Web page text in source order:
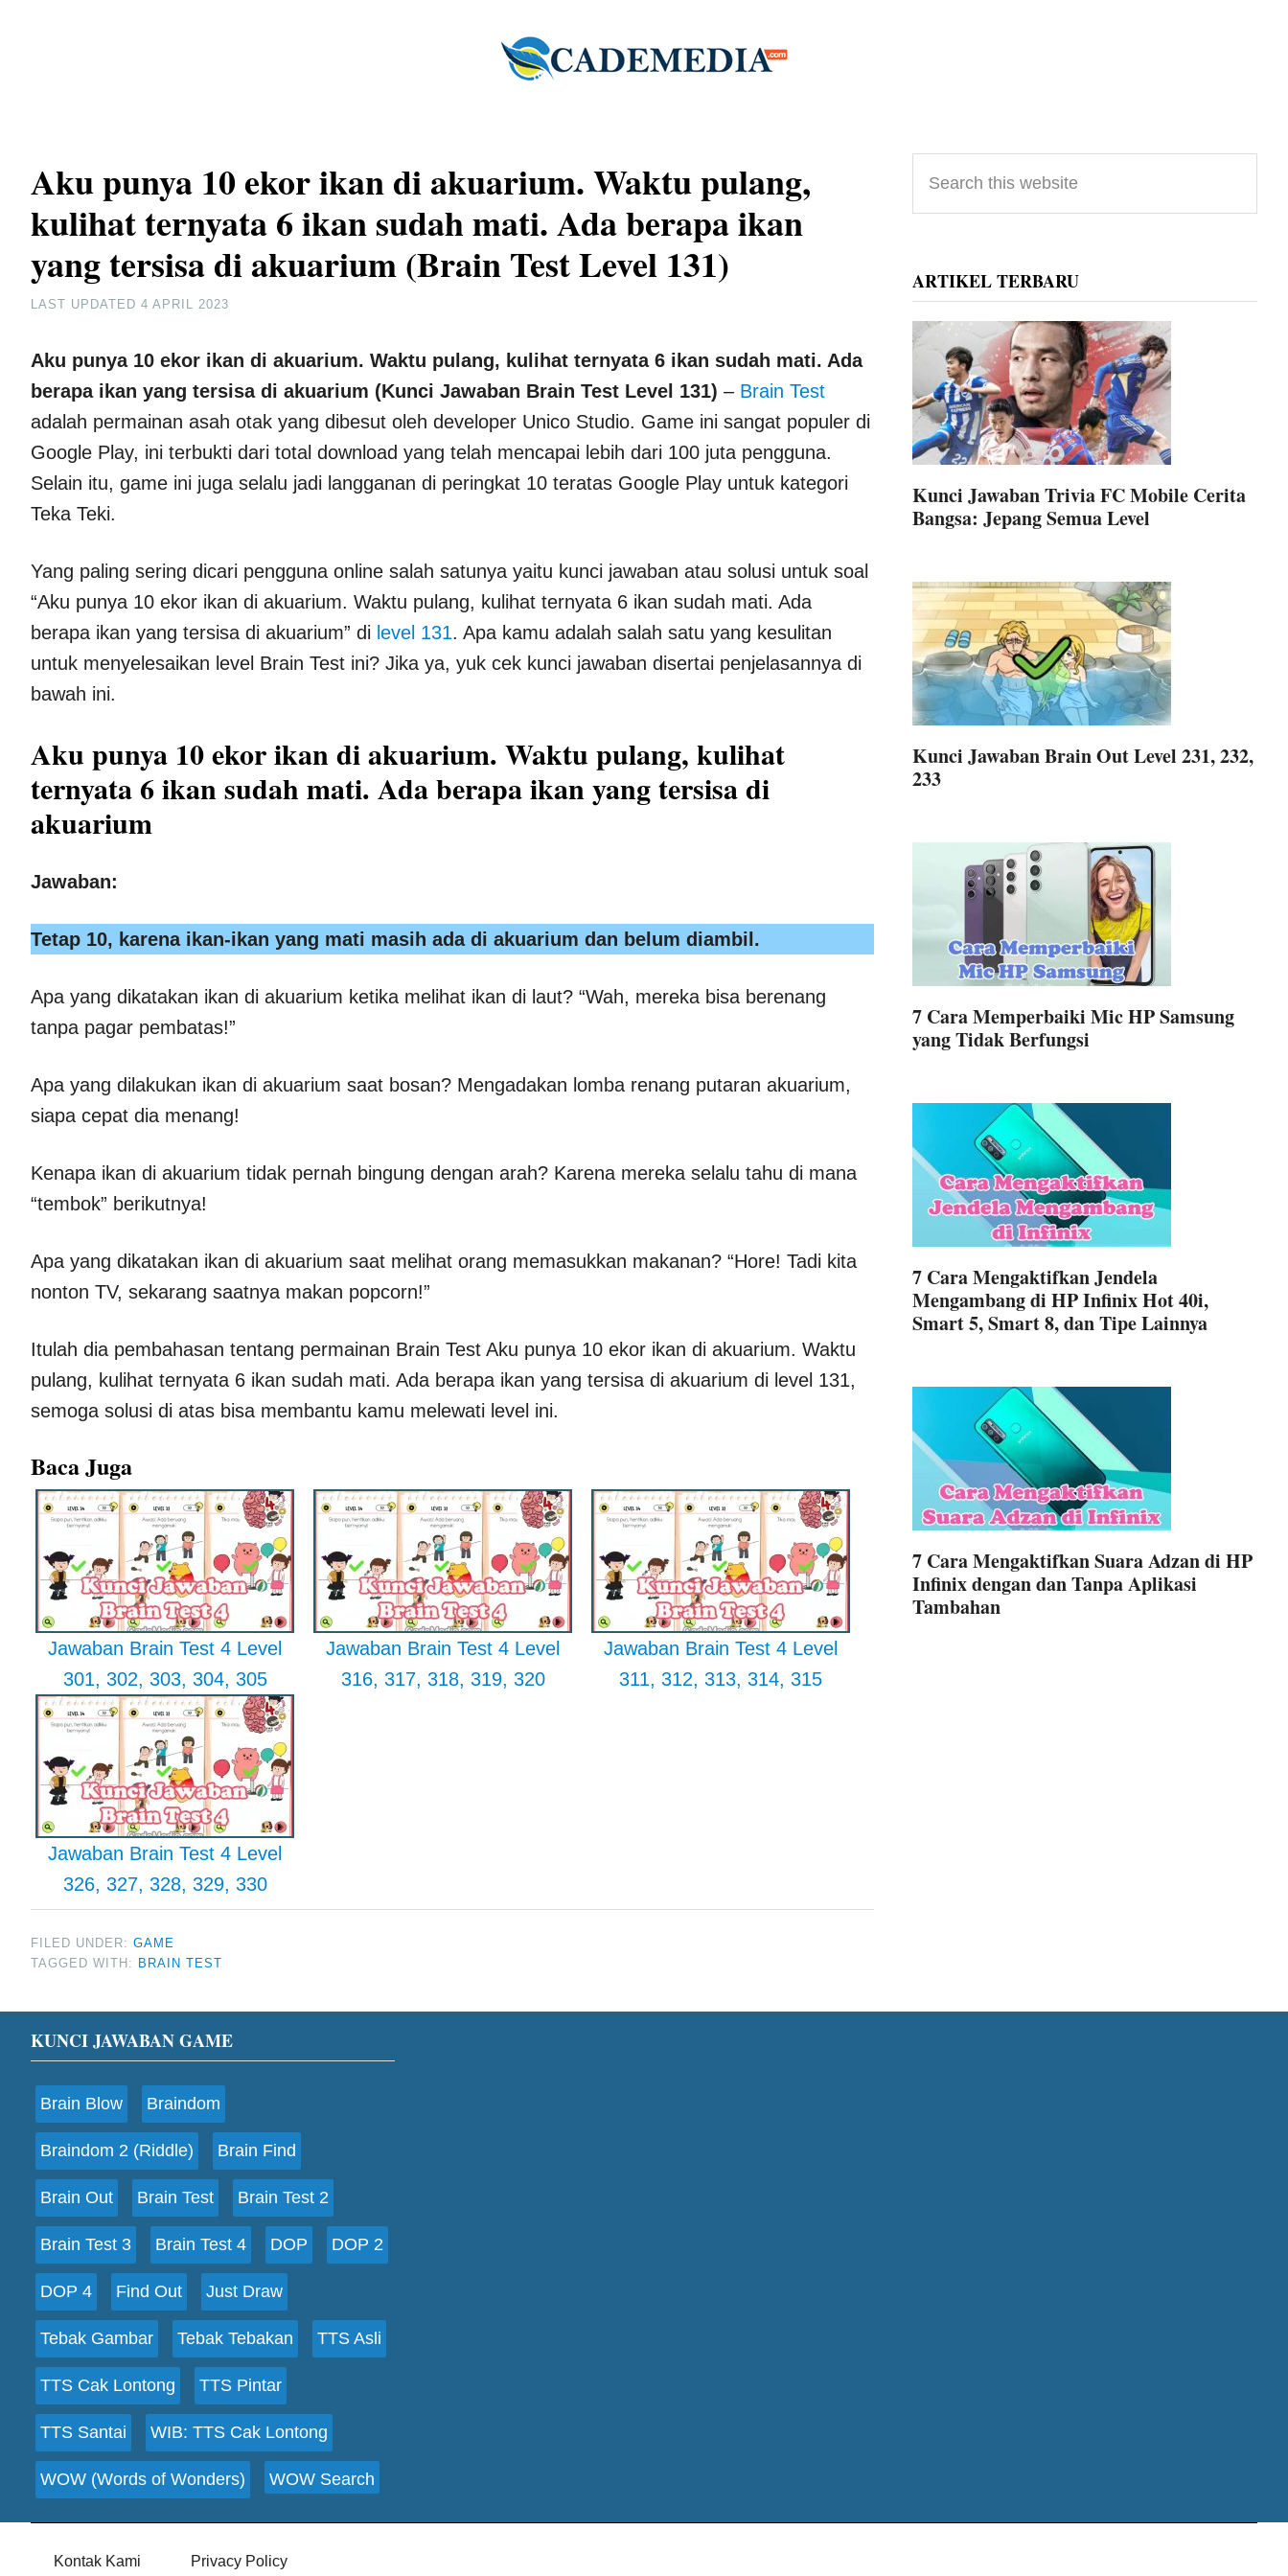
Aku punya 10 ekor ikan di akuarium. Waktu pulang,
kulihat ternyata 6 ikan sudah mati. Ada berapa ikan
yang tersisa di akuarium (Brain Test Level 131)
LAST UPDATED 4 APRIL 2023
Aku punya 10 ekor ikan di akuarium. Waktu pulang, kulihat ternyata 6 ikan sudah mati. Ada
berapa ikan yang tersisa di akuarium (Kunci Jawaban Brain Test Level 131) – Brain Test
adalah permainan asah otak yang dibesut oleh developer Unico Studio. Game ini sangat populer di
Google Play, ini terbukti dari total download yang telah mencapai lebih dari 100 juta pengguna.
Selain itu, game ini juga selalu jadi langganan di peringkat 10 teratas Google Play untuk kategori
Teka Teki.
Yang paling sering dicari pengguna online salah satunya yaitu kunci jawaban atau solusi untuk soal
“Aku punya 10 ekor ikan di akuarium. Waktu pulang, kulihat ternyata 6 ikan sudah mati. Ada
berapa ikan yang tersisa di akuarium” di level 131. Apa kamu adalah salah satu yang kesulitan
untuk menyelesaikan level Brain Test ini? Jika ya, yuk cek kunci jawaban disertai penjelasannya di
bawah ini.
Aku punya 10 ekor ikan di akuarium. Waktu pulang, kulihat
ternyata 6 ikan sudah mati. Ada berapa ikan yang tersisa di
akuarium
Jawaban:
Tetap 10, karena ikan-ikan yang mati masih ada di akuarium dan belum diambil.
Apa yang dikatakan ikan di akuarium ketika melihat ikan di laut? “Wah, mereka bisa berenang
tanpa pagar pembatas!”
Apa yang dilakukan ikan di akuarium saat bosan? Mengadakan lomba renang putaran akuarium,
siapa cepat dia menang!
Kenapa ikan di akuarium tidak pernah bingung dengan arah? Karena mereka selalu tahu di mana
“tembok” berikutnya!
Apa yang dikatakan ikan di akuarium saat melihat orang memasukkan makanan? “Hore! Tadi kita
nonton TV, sekarang saatnya makan popcorn!”
Itulah dia pembahasan tentang permainan Brain Test Aku punya 10 ekor ikan di akuarium. Waktu
pulang, kulihat ternyata 6 ikan sudah mati. Ada berapa ikan yang tersisa di akuarium di level 131,
semoga solusi di atas bisa membantu kamu melewati level ini.
Baca Juga
Jawaban Brain Test 4 Level
301, 302, 303, 304, 305
Jawaban Brain Test 4 Level
316, 317, 318, 319, 320
Jawaban Brain Test 4 Level
311, 312, 313, 314, 315
Jawaban Brain Test 4 Level
326, 327, 328, 329, 330
FILED UNDER: GAME
TAGGED WITH: BRAIN TEST
Primary
Sidebar
this
website
ARTIKEL TERBARU
Kunci Jawaban Trivia FC Mobile Cerita
Bangsa: Jepang Semua Level
Kunci Jawaban Brain Out Level 231, 232,
233
7 Cara Memperbaiki Mic HP Samsung
yang Tidak Berfungsi
7 Cara Mengaktifkan Jendela
Mengambang di HP Infinix Hot 40i,
Smart 5, Smart 8, dan Tipe Lainnya
7 Cara Mengaktifkan Suara Adzan di HP
Infinix dengan dan Tanpa Aplikasi
Tambahan
Footer
KUNCI JAWABAN GAME
Brain Blow Braindom
Braindom 2 (Riddle) Brain Find
Brain Out Brain Test Brain Test 2
Brain Test 3 Brain Test 4 DOP DOP 2
DOP 4 Find Out Just Draw
Tebak Gambar Tebak Tebakan TTS Asli
TTS Cak Lontong TTS Pintar
TTS Santai WIB: TTS Cak Lontong
WOW (Words of Wonders) WOW Search
Kontak Kami Privacy Policy